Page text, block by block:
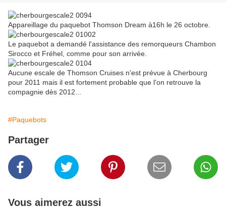
Appareillage du paquebot Thomson Dream à16h le 26 octobre.
Le paquebot a demandé l'assistance des remorqueurs Chambon
Sirocco et Fréhel, comme pour son arrivée.
Aucune escale de Thomson Cruises n'est prévue à Cherbourg
pour 2011 mais il est fortement probable que l'on retrouve la
compagnie dès 2012...
#Paquebots
Partager
Vous aimerez aussi